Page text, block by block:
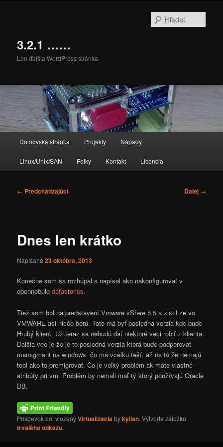
3.2.1 ……
Len ďalšia WordPress stránka
Domovská stránka Projekty Nápady
Linux/Unix/SAN Fotky Kontakt Licencia
Navigácia
← Predchádzajúci Ďalej →
Dnes len krátko
Napísané23 októbra, 2013
Konečne som sa rozhúpal a napísal ako nakonfigurovať v
opennebuledatastories.
Tiež som bol na predstavení Vmware vSfere 5.5 a zistil ze vo
VMWARE asi niečo berú. Toto má byť posledná verzia kde bude
Hrubý klient. Už teraz sa nebudú dať niektoré veci robiť z klienta.
Ďalšia vec je že je to posledná verzia ktorá bude podporovať
managment na windows. čo ma vcelku teší, až na to že nemajú
tool ako to premigrovať. Čo je veľký problém ak máte vlastné
atribúty pri vm. Problém by nemali mať tý ktorý používajú Oracle
DB.
Príspevok bol vloženýVirtualizaciabykylian. Vytvorte záložku
trvalého odkazu.